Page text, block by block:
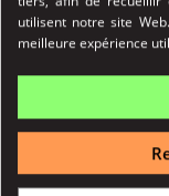
utilisent notre site
meilleure expérience